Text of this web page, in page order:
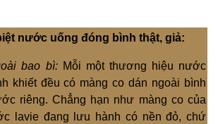
nước uống đóng bình thật, giả:
bao bì:Mỗi một thương hiệu nước
khiết đều có màng co dán ngoài bình
riêng. Chẳng hạn như màng co của
lavie đang lưu hành có nền đỏ, chứ